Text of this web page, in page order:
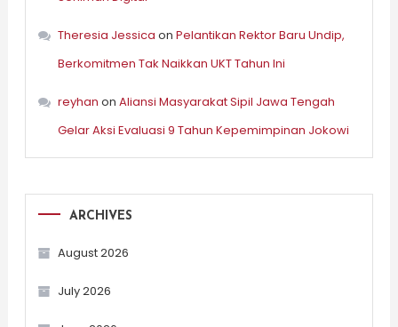
Theresia Jessica on Pelantikan Rektor Baru Undip,
Berkomitmen Tak Naikkan UKT Tahun Ini
reyhan on Aliansi Masyarakat Sipil Jawa Tengah
Gelar Aksi Evaluasi 9 Tahun Kepemimpinan Jokowi
ARCHIVES
August 2026
July 2026